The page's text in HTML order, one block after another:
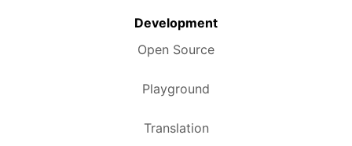
Development
Open Source
Playground
Translation